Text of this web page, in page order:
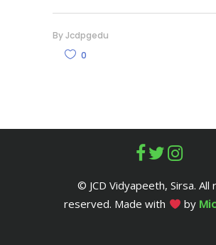
ByJcdpgedu
0
© JCD Vidyapeeth, Sirsa. All
reserved. Made with
by